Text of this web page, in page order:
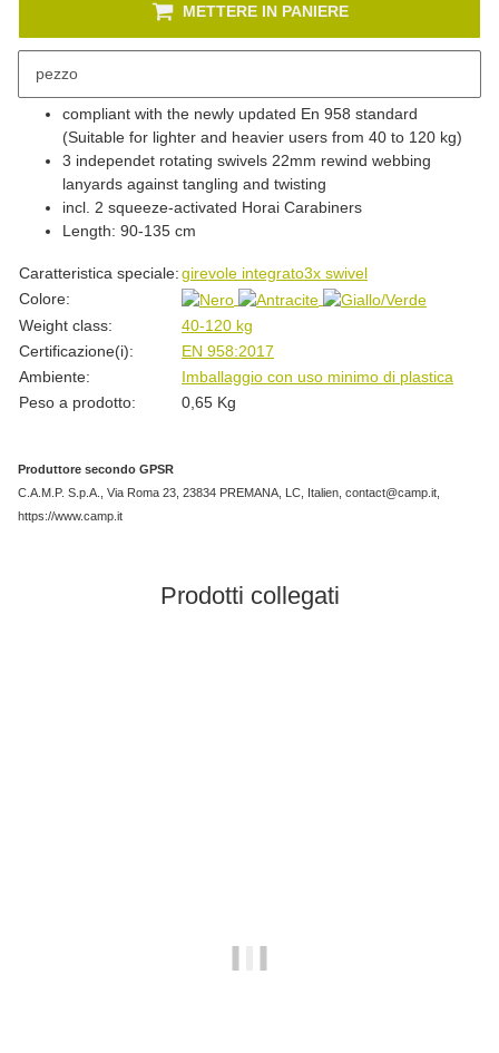
pezzo
METTERE IN PANIERE
compliant with the newly updated En 958 standard
(Suitable for lighter and heavier users from 40 to 120 kg)
3 independet rotating swivels 22mm rewind webbing
lanyards against tangling and twisting
incl. 2 squeeze-activated Horai Carabiners
Length: 90-135 cm
#productDetails.itemInformation#
#productDetails.itemValue#
Caratteristica speciale:girevole integrato3x swivel
Colore:
Weight class:
40-120 kg
Certificazione(i):
EN 958:2017
Ambiente:
Imballaggio con uso minimo di plastica
Peso a prodotto:
0,65 Kg
Produttore secondo GPSR
C.A.M.P. S.p.A., Via Roma 23, 23834 PREMANA, LC, Italien, contact@camp.it,
https://www.camp.it
Prodotti collegati